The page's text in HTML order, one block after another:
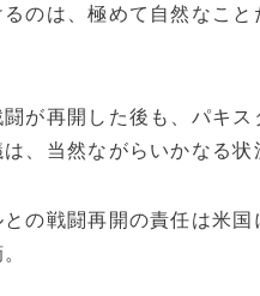
のは、極めて自然なこ
が再開した後も、パキ
、当然ながらいかなる状
の戦闘再開の責任は米